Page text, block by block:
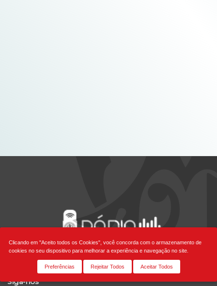
Siga-nos
Clicando em "Aceito todos os Cookies", você concorda com o armazenamento de
cookies no seu dispositivo para melhorar a experiência e navegação no site.
Preferências Rejeitar Todos Aceitar Todos